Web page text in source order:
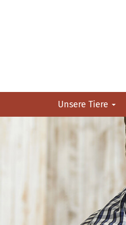
Unsere Tiere